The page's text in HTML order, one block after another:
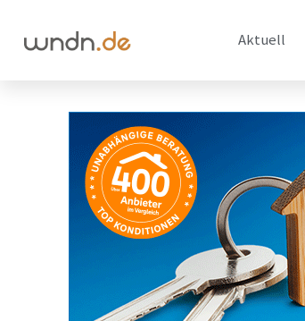
Aktuell